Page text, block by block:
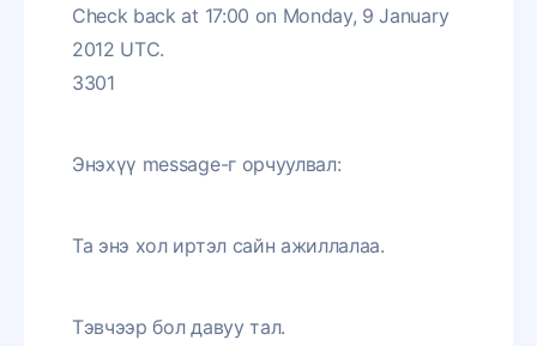
Check back at 17:00 on Monday, 9 January
2012 UTC.
3301
Энэхүү message-г орчуулвал:
Та энэ хол иртэл сайн ажиллалаа.
Тэвчээр бол давуу тал.